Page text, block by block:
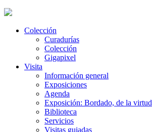
Colección
Curadurías
Colección
Gigapixel
Visita
Información general
Exposiciones
Agenda
Exposición: Bordado, de la virtud
Biblioteca
Servicios
Visitas guiadas